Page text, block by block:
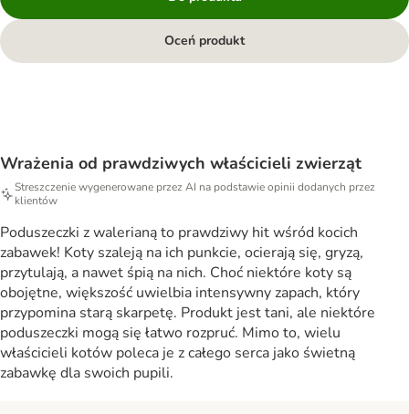
Oceń produkt
Wrażenia od prawdziwych właścicieli zwierząt
Streszczenie wygenerowane przez AI na podstawie opinii dodanych przez
klientów
Poduszeczki z walerianą to prawdziwy hit wśród kocich
zabawek! Koty szaleją na ich punkcie, ocierają się, gryzą,
przytulają, a nawet śpią na nich. Choć niektóre koty są
obojętne, większość uwielbia intensywny zapach, który
przypomina starą skarpetę. Produkt jest tani, ale niektóre
poduszeczki mogą się łatwo rozpruć. Mimo to, wielu
właścicieli kotów poleca je z całego serca jako świetną
zabawkę dla swoich pupili.